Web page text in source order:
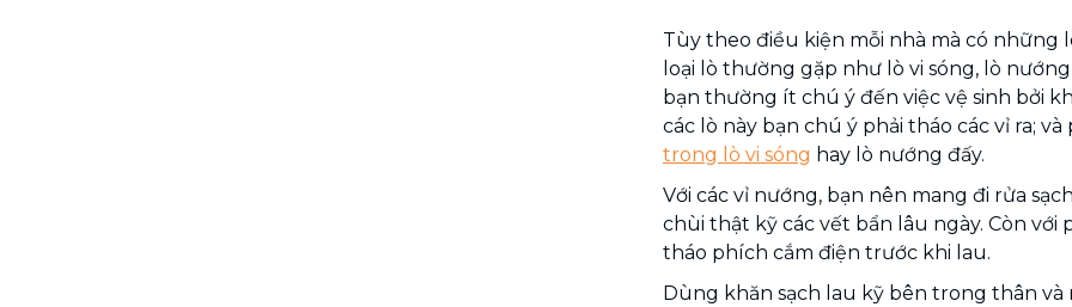
Tùy theo điều kiện mỗi nhà mà có những
loại lò thường gặp như lò vi sóng, lò
bạn thường ít chú ý đến việc vệ sinh bởi
các lò này bạn chú ý phải tháo các vỉ ra; và
trong lò vi sóng hay lò nướng đấy.
Với các vỉ nướng, bạn nên mang đi rửa
chùi thật kỹ các vết bẩn lâu ngày. Còn với
tháo phích cắm điện trước khi lau.
Dùng khăn sạch lau kỹ bên trong thân và